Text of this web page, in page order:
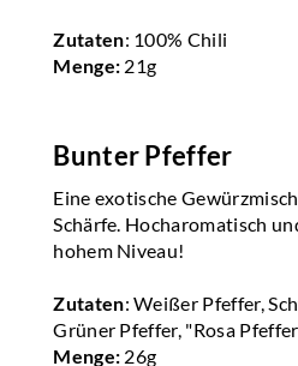
Zutaten: 100% Chili
Menge: 21g
Bunter Pfeffer
Eine exotische
Schärfe. Hocharomatisch
hohem Niveau!
Zutaten: Weißer Pfeffer,
Grüner Pfeffer, "Rosa
Menge: 26g